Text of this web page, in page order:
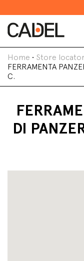
Home • Store
FERRAMENTA
C.
DI